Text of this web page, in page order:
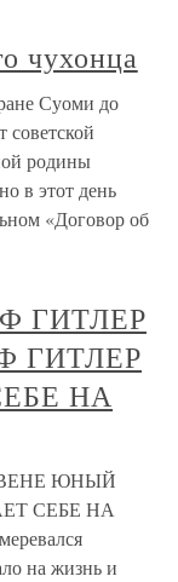
чухонца
Суоми до
советской
родины
в этот день
«Договор об
ГИТЛЕР
ГИТЛЕР
НА
ЮНЫЙ
СЕБЕ НА
на жизнь и